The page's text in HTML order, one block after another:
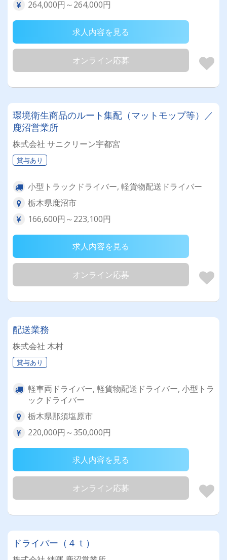
264,000円～264,000円
求人内容を見る
オンライン応募
環境衛生商品のルート集配（マットモップ等）／
鹿沼営業所
株式会社 サニクリーン宇都宮
賞与あり
小型トラックドライバー, 軽貨物配送ドライバー
栃木県鹿沼市
166,600円～223,100円
求人内容を見る
オンライン応募
配送業務
株式会社 木村
賞与あり
軽車両ドライバー, 軽貨物配送ドライバー, 小型トラ
ックドライバー
栃木県那須塩原市
220,000円～350,000円
求人内容を見る
オンライン応募
ドライバー（４ｔ）